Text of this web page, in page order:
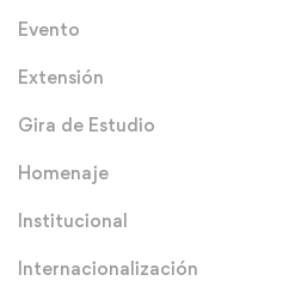
Evento
Extensión
Gira de Estudio
Homenaje
Institucional
Internacionalización